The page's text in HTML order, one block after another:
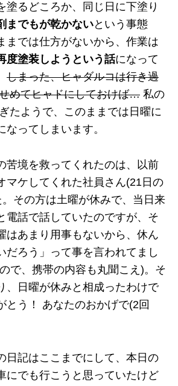
塗るどころか、同じ日に下塗り
までもが乾かないという事態
までは仕方がないから、作業は
度塗装しようという話になって
しまった、ヒャダルコは行き過
めてヒャドにしておけば… 私の
たようで、このままでは日曜に
ってしまいます。
境を救ってくれたのは、以前
マケしてくれた社員さん(21日の
。その方は土曜が休みで、当日来
電話で話していたのですが、そ
はあまり用事もないから、休ん
だろう」って事を言われてまし
で、携帯の内容も丸聞こえ)。そ
、日曜が休みと相成ったわけで
とう！ あなたのおかげで(2回
日記はここまでにして、本日の
にでも行こうと思っていたけど